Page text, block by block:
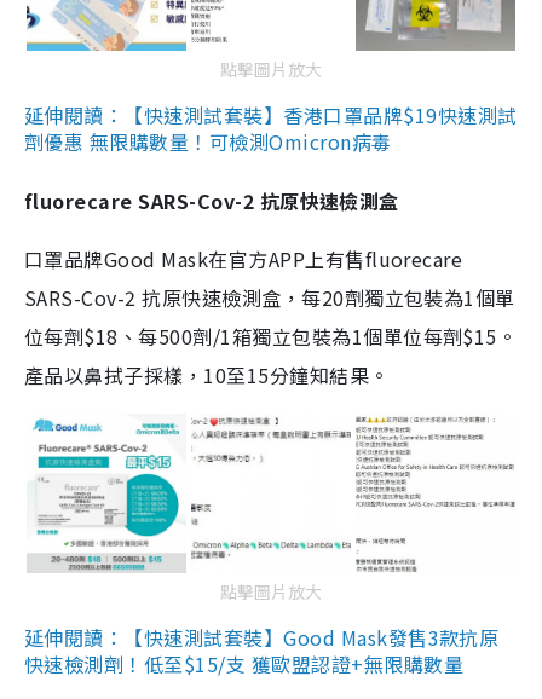
點擊圖片放大
延伸閱讀：【快速測試套裝】香港口罩品牌$19快速測試
劑優惠 無限購數量！可檢測Omicron病毒
fluorecare SARS-Cov-2 抗原快速檢測盒
口罩品牌Good Mask在官方APP上有售fluorecare
SARS-Cov-2 抗原快速檢測盒，每20劑獨立包裝為1個單
位每劑$18、每500劑/1箱獨立包裝為1個單位每劑$15。
產品以鼻拭子採樣，10至15分鐘知結果。
點擊圖片放大
延伸閱讀：【快速測試套裝】Good Mask發售3款抗原
快速檢測劑！低至$15/支 獲歐盟認證+無限購數量